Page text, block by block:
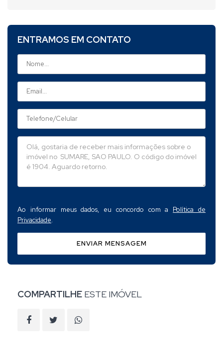
ENTRAMOS EM CONTATO
Ao informar meus dados, eu concordo com a Política de
Privacidade.
ENVIAR MENSAGEM
COMPARTILHE ESTE IMÓVEL